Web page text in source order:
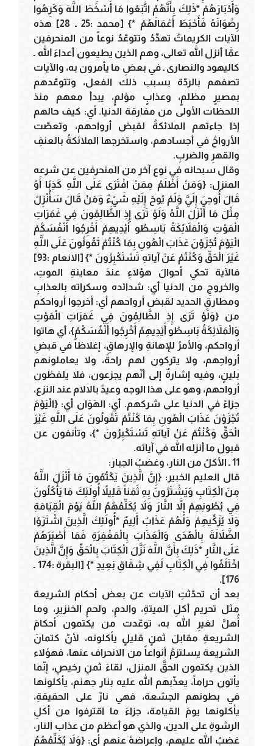
وَأَدْبَارَهُمْ *ذَلِكَ بِأَنَّهُمُ اتَّبَعُوا مَا أَسْخَطَ اللَّهَ وَكَرِهُوا
رِضْوَانَهُ فَأَحْبَطَ أَعْمَالَهُمْ *} [محمد :25 ـ 28] هذه
الآيات الكريماتُ تهدِّدُ وتتوعّدُ نوعاً من المنحرفين
عمَّا أنزل الله تعالى، وهم الذين يطيعون أعداءَ الله ـ
كاليهود والنصارى ـ في بعضِ ما يأمرون به، والآيات
تصفهم بالردّة بسبب ذلك الفعل، وتتوعّدهم
بمصيرٍ مظلمٍ، وعذابٍ مؤلمٍ، يبدأ معهم منذ
اللحظات الأولى من مفارقة الدنيا. أي: كيف حالهم
إذا جاءتهم الملائكةُ لقبض أرواحهم، وتعصّت
الأرواحُ في أجسادهم، واستخرجها الملائكةُ بالعنفِ
والقهرِ والضربِ.
وقال سبحانه في نوع آخر من المنحرفين عن شرعه
المنزل: {وَمَنْ أَظْلَمُ مِمَنْ افْتَرَى عَلَى اللَّهِ كَذِبًا أَوْ
قَالَ أُوحِيَ إِلَيَّ وَلَمْ يُوحَ إِلَيْهِ شَيْءٌ وَمَنْ قَالَ سَأُنْزِلُ
مِثْلَ مَا أَنْزَلَ اللَّهُ وَلَوْ تَرَى إِذِ الظَّالِمُونَ فِي غَمَرَاتِ
الْمَوْتِ وَالْمَلاَئِكَةُ بَاسِطُو أَيْدِيهِمْ أَخْرِجُوا أَنْفُسَكُمْ
الْيَوْمَ تُجْزَوْنَ عَذَابَ الْهُونِ بِمَا كُنْتُمْ تَقُولُونَ عَلَى اللَّهِ
غَيْرَ الْحَقِّ وَكُنْتُمْ عَنْ آياتهِ تَسْتَكْبِرُونَ *} [الانعام :93]
فالآية تحكي أحوالَ هؤلاءِ عندَ معاينةِ الموتِ،
والخروجِ من الدنيا أي: شدائده وسكراته بالعذابِ
ومطارقِ الحديد لقبض أرواحهم أي: أخرجوا أرواحكم
من {وَلَوْ تَرَى إِذِ الظَّالِمُونَ فِي غَمَرَاتِ الْمَوْتِ
وَالْمَلاَئِكَةُ بَاسِطُو أَيْدِيهِمْ أَخْرِجُوا أَنْفُسَكُمْ}، أي هاتوا
أرواحكم، والأمرُ للإهانةِ والإرهاقِ، إغلاظاً في قبضِ
أرواحِهم، ولا يتركون لهم راحةً، ولا يعاملونهم
بلينٍ، وفيه إشارةٌ إلى أنّهم يجزعون، فلا يلفظون
أرواحهم، وهو على هذا الوجه وعيدٌ بالالام عند النزع،
جزاءً في الدنيا على شركهم. أي: الهَوَان أي: {الْيَوْمَ
تُجْزَوْنَ عَذَابَ الْهُونِ بِمَا كُنْتُمْ تَقُولُونَ عَلَى اللَّهِ غَيْرَ
الْحَقِّ وَكُنْتُمْ عَنْ آياتهِ تَسْتَكْبِرُونَ *}، وتأنفون عن
قبول ما أنزله الله في آياته.
11 ـ الأكلُ من النار، وغضبُ الجبار:
قال العليم الخبير: {إِنَّ الَّذِينَ يَكْتُمُونَ مَا أَنْزَلَ اللَّهُ
مِنَ الْكِتَابِ وَيَشْتَرُونَ بِهِ ثَمَناً قَلِيلاً أُولَئِكَ مَا يَأْكُلُونَ
فِي بُطُونِهِمْ إِلاَّ النَّارَ وَلاَ يُكَلِّمُهُمُ اللَّهُ يَوْمَ الْقِيَامَةِ
وَلاَ يُزَكِّيهِمْ وَلَهُمْ عَذَابٌ أَلِيمٌ *أُولَئِكَ الَّذِينَ اشْتَرَوُا
الضَّلاَلَةَ بِالْهُدَى وَالْعَذَابَ بِالْمَغْفِرَةِ فَمَا أَصْبَرَهُمْ
عَلَى النَّارِ *ذَلِكَ بِأَنَّ اللَّهَ نَزَّلَ الْكِتَابَ بِالْحَقِّ وَإِنَّ الَّذِينَ
اخْتَلَفُوا فِي الْكِتَابِ لَفِي شِقَاقِ بَعِيدٍ *} [البقرة :174 ـ
176].
بعد أن تحدّثتِ الآيات عن بعض أحكام الشريعة
مثل تحريم أكلِ الميتةِ، والدمِ، ولحمِ الخنزيرِ، وما
أُهلَّ لغيرِ الله به، توعّدت من يكتمون أحكامَ
الشريعةِ مقابلَ ثمنٍ قليلٍ يأكلونه، لأنّ كتمانَ
الشريعة يسلتزمُ أنواعاً من الانحراف عنها، فهؤلاء
الذين يكتمون الحقَّ المنزل، لقاءَ ثمنٍ رخيصٍ، إنّما
يأتون حراماً، يعذّبهم الله عليه بنار جهنم، يأكلونها
في بطونهم الجشعة، فهي نارٌ على الحقيقةِ،
يأكلونها يومَ القيامة، جزاءَ ما اقترفوا من أكلِ
الرشوةِ على الدين، والذي هو أعظم من عذاب النار،
غضبُ الله عليهم، وإعراضهُ عنهم أي: {وَلاَ يُكَلِّمُهُمُ